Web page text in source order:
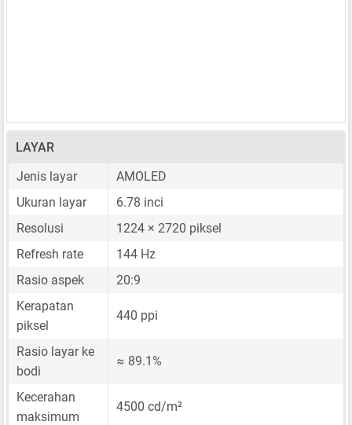
LAYAR
Jenis layar
AMOLED
Ukuran layar
6.78 inci
Resolusi
1224 × 2720 piksel
Refresh rate
144 Hz
Rasio aspek
20:9
Kerapatan
piksel
440 ppi
Rasio layar ke
bodi
≈ 89.1%
Kecerahan
maksimum
4500 cd/m²